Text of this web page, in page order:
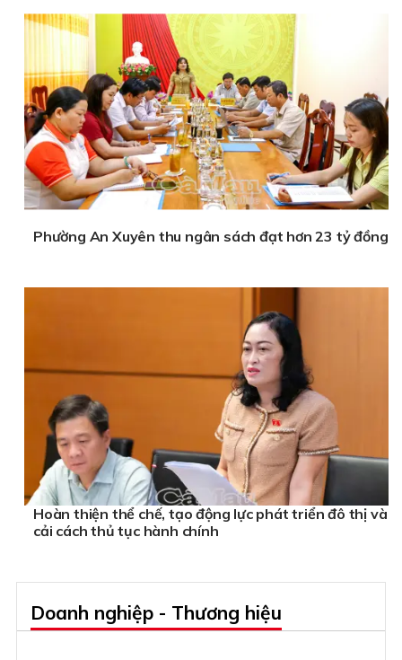
Phường An Xuyên thu ngân sách đạt hơn 23 tỷ đồng
Hoàn thiện thể chế, tạo động lực phát triển đô thị và
cải cách thủ tục hành chính
Doanh nghiệp - Thương hiệu